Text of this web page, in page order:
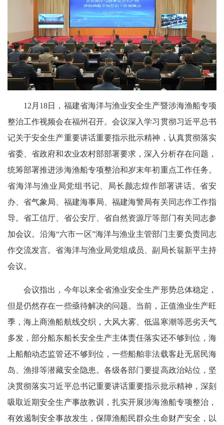
12月18日，福建省海洋与渔业安全生产暨涉海渔船专项
整治工作视频会在福州召开。会议深入学习贯彻习近平总书
记关于安全生产重要讲话重要指示批示精神，认真贯彻落实
省委、省政府和农业农村部部署要求，深入分析存在问题，
统筹部署推进涉海渔船专项整治和岁末年初重点工作任务。
省海洋与渔业局党组书记、局长颜志煌作部署讲话。省安
办、省气象局、福建海事局、福建海警局有关同志作工作指
导。省工信厅、省公安厅、省自然资源厅等部门有关同志参
加会议。沿海“六市一区”海洋与渔业主管部门主要负责同志
作交流发言。省海洋与渔业局党组成员、副局长翁新平主持
会议。
会议指出，今年以来全省渔业安全生产形势总体稳定，
但是仍然存在一些亟待解决的问题。当前，正值渔业生产旺
季，海上商渔船航线交织，大风大雾、低温寒潮等恶劣天气
多发，部分船东船长安全生产主体责任落实还不够到位，海
上船舶动态监管还不够到位，一些船舶非法载客赴无居民海
岛、渔排等潜藏安全隐患。各级各部门要提高政治站位，坚
决贯彻落实习近平总书记重要讲话重要指示批示精神，深刻
吸取近期安全生产事故教训，扎实开展涉海渔船专项整治，
有效遏制安全事故发生，保障渔船民群众生命财产安全，以